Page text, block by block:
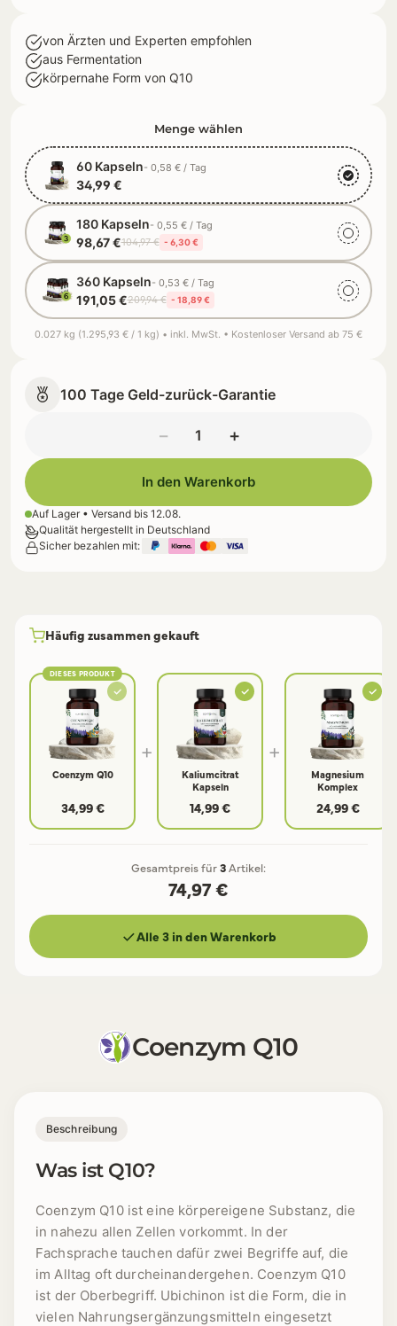
von Ärzten und Experten empfohlen
aus Fermentation
körpernahe Form von Q10
Menge wählen
60 Kapseln- 0,58 € / Tag
34,99 €
180 Kapseln- 0,55 € / Tag
98,67 €104,97 € - 6,30 €
360 Kapseln- 0,53 € / Tag
191,05 €209,94 € - 18,89 €
0.027 kg (1.295,93 € / 1 kg) • inkl. MwSt. • Kostenloser Versand ab 75 €
100 Tage Geld-zurück-Garantie
− +
In den Warenkorb
Auf Lager • Versand bis 12.08.
Qualität hergestellt in Deutschland
Sicher bezahlen mit:
Häufig zusammen gekauft
DIESES PRODUKT
Coenzym Q10
34,99 €
+
Kaliumcitrat
Kapseln
14,99 €
+
Magnesium
Komplex
24,99 €
Gesamtpreis für3Artikel:
74,97 €
Alle 3 in den Warenkorb
Coenzym Q10
Beschreibung
Was ist Q10?
Coenzym Q10 ist eine körpereigene Substanz, die
in nahezu allen Zellen vorkommt. In der
Fachsprache tauchen dafür zwei Begriffe auf, die
im Alltag oft durcheinandergehen. Coenzym Q10
ist der Oberbegriff. Ubichinon ist die Form, die in
vielen Nahrungsergänzungsmitteln eingesetzt